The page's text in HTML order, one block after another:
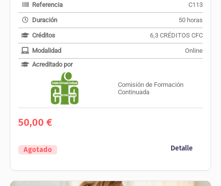
Referencia C113
Duración 50 horas
Créditos 6,3 CRÉDITOS CFC
Modalidad
Online
Acreditado por
Comisión de Formación
Continuada
50,00€
Agotado Detalle